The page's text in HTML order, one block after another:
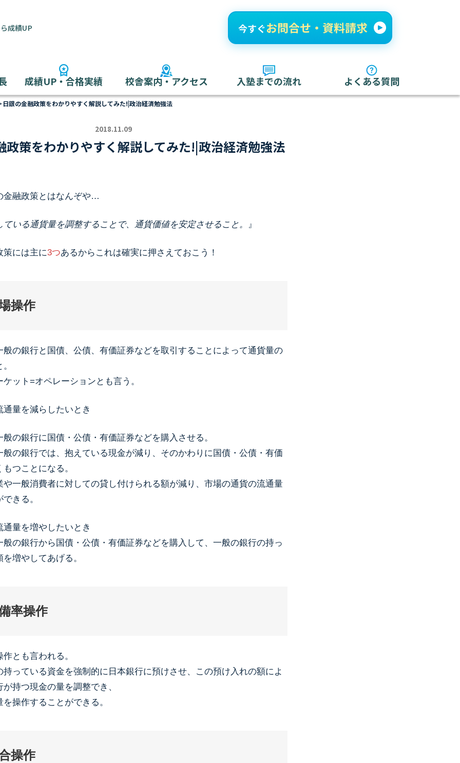
成績UP
成績UP・合格実績 校舎案内・アクセス 入塾までの流れ よくある質問
日銀の金融政策をわかりやすく解説してみた!|政治経済勉強法
2018.11.09
政策をわかりやすく解説してみた!|政治経済勉強法
金融政策とはなんぞや…
ている通貨量を調整することで、通貨価値を安定させること。 』
策には主に3つあるからこれは確実に押さえておこう！
操作
般の銀行と国債、公債、有価証券などを取引することによって通貨量の
ット=オペレーションとも言う。
通量を減らしたいとき
の銀行に国債・公債・有価証券などを購入させる。
の銀行では、抱えている現金が減り、そのかわりに国債・公債・有価
つことになる。
一般消費者に対しての貸し付けられる額が減り、市場の通貨の流通量
きる。
通量を増やしたいとき
の銀行から国債・公債・有価証券などを購入して、一般の銀行の持っ
増やしてあげる。
率操作
とも言われる。
っている資金を強制的に日本銀行に預けさせ、この預け入れの額によ
持つ現金の量を調整でき、
操作することができる。
操作